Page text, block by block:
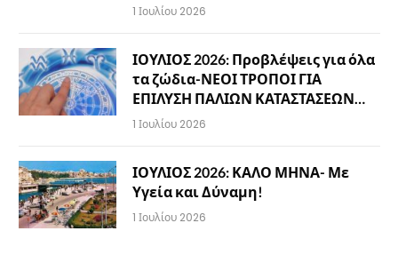
1 Ιουλίου 2026
ΙΟΥΛΙΟΣ 2026: Προβλέψεις για όλα
τα ζώδια-ΝΕΟΙ ΤΡΟΠΟΙ ΓΙΑ
ΕΠΙΛΥΣΗ ΠΑΛΙΩΝ ΚΑΤΑΣΤΑΣΕΩΝ…
1 Ιουλίου 2026
ΙΟΥΛΙΟΣ 2026: ΚΑΛΟ ΜΗΝΑ- Με
Υγεία και Δύναμη!
1 Ιουλίου 2026